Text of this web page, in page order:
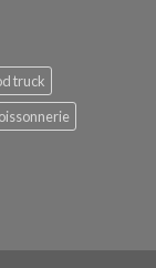
truck